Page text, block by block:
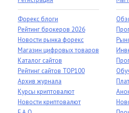
Форекс блоги
Рейтинг брокеров 2026
Новости рынка форекс
Магазин цифровых товаров
Каталог сайтов
Рейтинг сайтов TOP100
Архив журнала
Курсы криптовалют
Новости криптовалют